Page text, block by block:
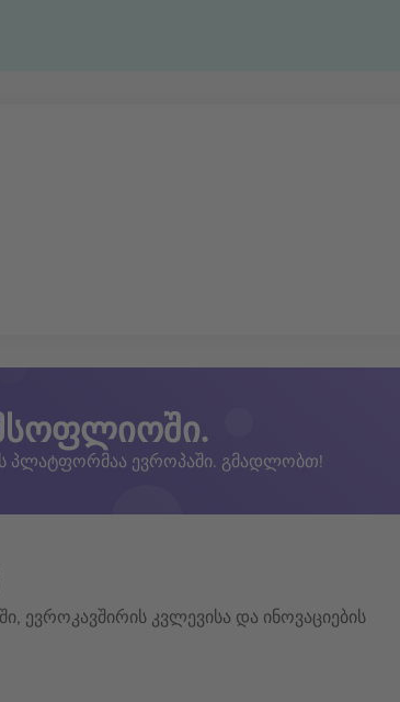
პლატფორმაა ევროპაში. გმადლობთ!
ევროკავშირის კვლევისა და ინოვაციების